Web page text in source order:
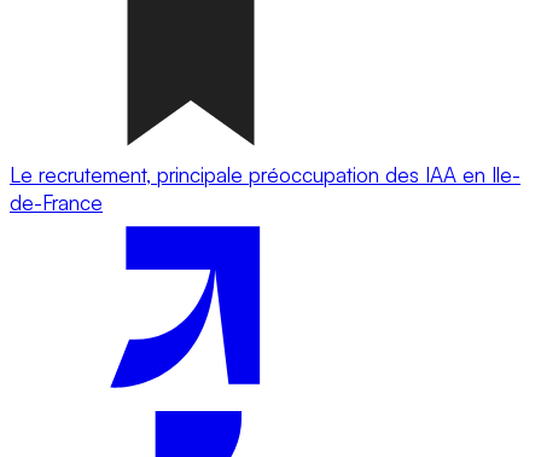
Le recrutement, principale préoccupation des IAA en Ile-
de-France